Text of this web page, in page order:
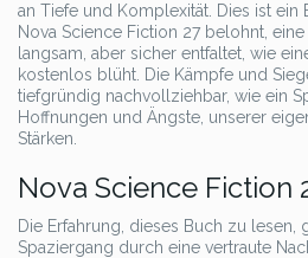
an Tiefe und Komplexität. Dies ist ein
Nova Science Fiction 27 belohnt,
langsam, aber sicher entfaltet, wie
kostenlos blüht. Die Kämpfe und
tiefgründig nachvollziehbar, wie ein
Hoffnungen und Ängste, unserer
Stärken.
Nova Science Fiction
Die Erfahrung, dieses Buch zu
Spaziergang durch eine vertraute